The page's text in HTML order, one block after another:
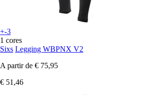
+-3
1 cores
Sixs Legging WBPNX V2
A partir de € 75,95
€ 51,46